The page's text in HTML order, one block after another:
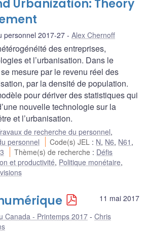
Urbanization: Theory
personnel 2017-27 Alex Chernoff
des entreprises,
et l’urbanisation. Dans le
mesure par le revenu réel des
par la densité de population.
pour dériver des statistiques qui
nouvelle technologie sur la
et l’urbanisation.
de recherche du personnel,
personnel
Code(s) JEL : N, N6, N61 ,
Thème(s) de recherche : Défis
et productivité, Politique monétaire,
11 mai 2017
Canada - Printemps 2017
Chris